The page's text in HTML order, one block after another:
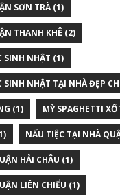
SƠN TRÀ(1)
THANH KHÊ (2)
SINH NHẬT (1)
SINH NHẬT TẠI NHÀ ĐẸP
(1) MỲ SPAGHETTI
NẤU TIỆC TẠI NHÀ
HẢI CHÂU (1)
LIÊN CHIỂU (1)